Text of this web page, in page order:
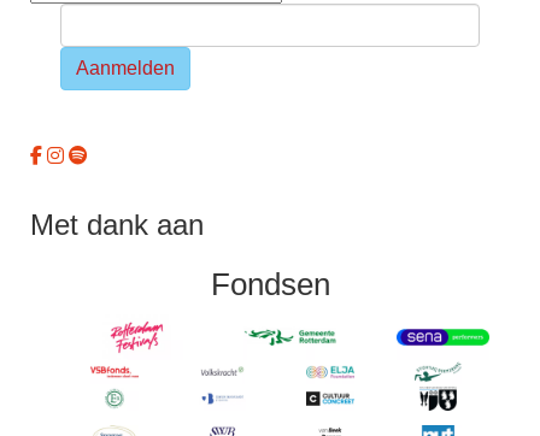
Aanmelden
Met dank aan
Fondsen